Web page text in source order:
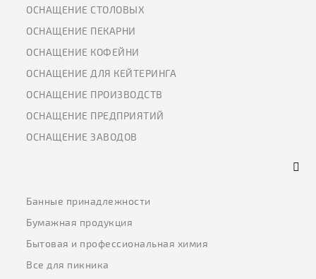
ОСНАЩЕНИЕ СТОЛОВЫХ
ОСНАЩЕНИЕ ПЕКАРНИ
ОСНАЩЕНИЕ КОФЕЙНИ
ОСНАЩЕНИЕ ДЛЯ КЕЙТЕРИНГА
ОСНАЩЕНИЕ ПРОИЗВОДСТВ
ОСНАЩЕНИЕ ПРЕДПРИЯТИЙ
ОСНАЩЕНИЕ ЗАВОДОВ
Банные принадлежности
Бумажная продукция
Бытовая и профессиональная химия
Все для пикника